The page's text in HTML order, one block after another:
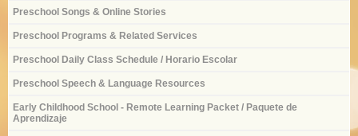
Preschool Songs & Online Stories
Preschool Programs & Related Services
Preschool Daily Class Schedule / Horario Escolar
Preschool Speech & Language Resources
Early Childhood School - Remote Learning Packet / Paquete de
Aprendizaje